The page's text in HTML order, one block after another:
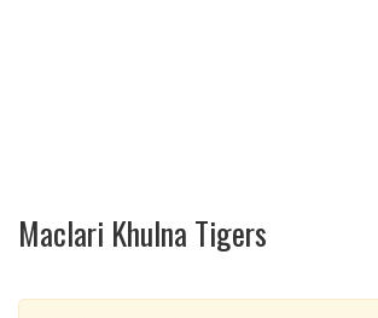
Maclari Khulna Tigers